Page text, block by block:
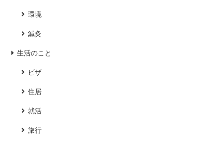
環境
鍼灸
生活のこと
ビザ
住居
就活
旅行